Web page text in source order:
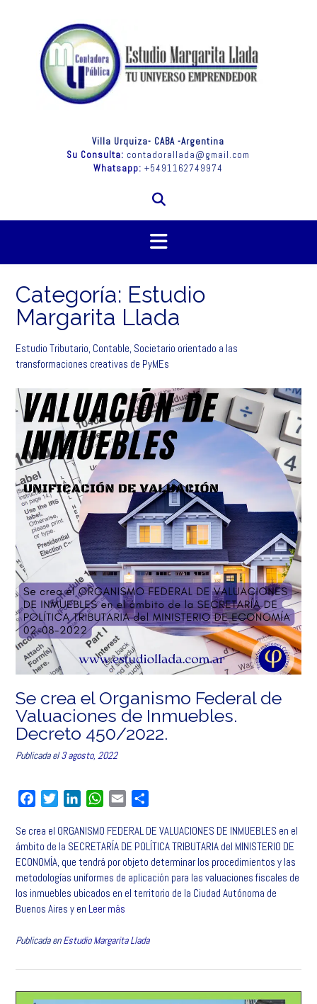
Villa Urquiza- CABA -Argentina
Su Consulta: contadorallada@gmail.com
Whatsapp: +5491162749974
Categoría: Estudio
Margarita Llada
Estudio Tributario, Contable, Societario orientado a las
transformaciones creativas de PyMEs
Se crea el Organismo Federal de
Valuaciones de Inmuebles.
Decreto 450/2022.
Publicada el3 agosto, 2022
c
e
b
o
o
k
i
t
t
e
r
n
k
e
d
I
n
W
a
t
s
A
p
p
a
i
l
m
p
a
r
t
Se crea el ORGANISMO FEDERAL DE VALUACIONES DE INMUEBLES en el
ámbito de la SECRETARÍA DE POLÍTICA TRIBUTARIA del MINISTERIO DE
ECONOMÍA, que tendrá por objeto determinar los procedimientos y las
metodologías uniformes de aplicación para las valuaciones fiscales de
los inmuebles ubicados en el territorio de la Ciudad Autónoma de
Buenos Aires y en Leer más
Publicada enEstudio Margarita Llada